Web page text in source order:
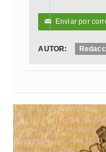
✉ Enviar por
AUTOR: